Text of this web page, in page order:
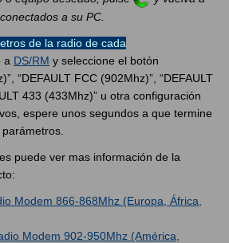
a su PC.
de la radio de cada
a DS/RM y seleccione el botón
“DEFAULT FCC (902Mhz)”, “DEFAULT
433 (433Mhz)” u otra configuración
espere unos segundos a que termine
puede ver mas información de la
Modem 866-868Mhz (Europa, África,
Modem 902-950Mhz (América,